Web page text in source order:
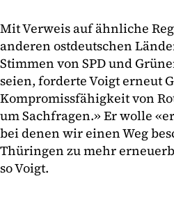
Mit Verweis auf ähnliche
anderen ostdeutschen
Stimmen von SPD und
seien, forderte Voigt erneut
Kompromissfähigkeit von
um Sachfragen.» Er wolle
bei denen wir einen Weg
Thüringen zu mehr
so Voigt.